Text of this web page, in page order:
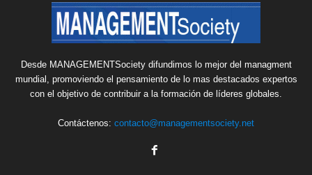
Desde MANAGEMENTSociety difundimos lo mejor del managment
mundial, promoviendo el pensamiento de lo mas destacados expertos
con el objetivo de contribuir a la formación de líderes globales.
Contáctenos: contacto@managementsociety.net